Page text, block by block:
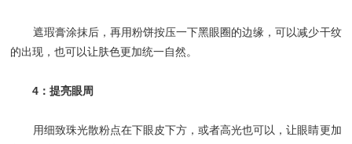
遮瑕膏涂抹后，再用粉饼按压一下黑眼圈的边缘，可以减少干纹
的出现，也可以让肤色更加统一自然。
4：提亮眼周
用细致珠光散粉点在下眼皮下方，或者高光也可以，让眼睛更加